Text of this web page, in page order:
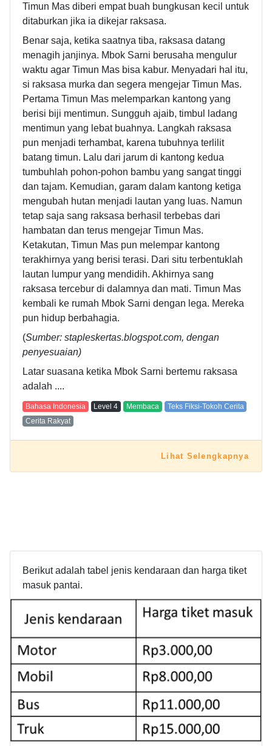
Timun Mas diberi empat buah bungkusan kecil untuk
ditaburkan jika ia dikejar raksasa.
Benar saja, ketika saatnya tiba, raksasa datang
menagih janjinya. Mbok Sarni berusaha mengulur
waktu agar Timun Mas bisa kabur. Menyadari hal itu,
si raksasa murka dan segera mengejar Timun Mas.
Pertama Timun Mas melemparkan kantong yang
berisi biji mentimun. Sungguh ajaib, timbul ladang
mentimun yang lebat buahnya. Langkah raksasa
pun menjadi terhambat, karena tubuhnya terlilit
batang timun. Lalu dari jarum di kantong kedua
tumbuhlah pohon-pohon bambu yang sangat tinggi
dan tajam. Kemudian, garam dalam kantong ketiga
mengubah hutan menjadi lautan yang luas. Namun
tetap saja sang raksasa berhasil terbebas dari
hambatan dan terus mengejar Timun Mas.
Ketakutan, Timun Mas pun melempar kantong
terakhirnya yang berisi terasi. Dari situ terbentuklah
lautan lumpur yang mendidih. Akhirnya sang
raksasa tercebur di dalamnya dan mati. Timun Mas
kembali ke rumah Mbok Sarni dengan lega. Mereka
pun hidup berbahagia.
(Sumber: stapleskertas.blogspot.com, dengan
penyesuaian)
Latar suasana ketika Mbok Sarni bertemu raksasa
adalah ....
Bahasa Indonesia Level 4 Membaca
Teks Fiksi-Tokoh Cerita
Cerita Rakyat
Lihat Selengkapnya
Berikut adalah tabel jenis kendaraan dan harga tiket
masuk pantai.